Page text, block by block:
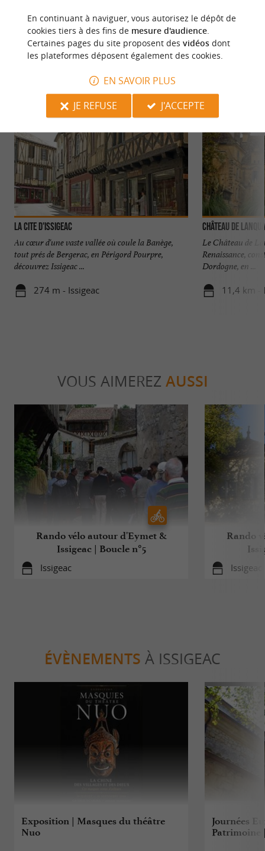
À DÉCOUVRIRAUX ALENTOURS
Découvrir S'informer Se loger
LA CITE D'ISSIGEAC
Au cœur d'une vaste vallée où coule la Banège,
tout prés de Bergerac, en Périgord Pourpre,
découvrez Issigeac ...
274 m - Issigeac
Château de
Le Château de
Renaissance,
Dordogne, en ...
11,4 km -
VOUS AIMEREZ AUSSI
Rando vélo autour d'Eymet &
Issigeac | Boucle n°5
Issigeac
Rando
Issigeac
ÉVÈNEMENTS À ISSIGEAC
Exposition | Masques du théâtre
Nuo
Journées
Patrimoine
En continuant à naviguer, vous autorisez le dépôt de
cookies tiers à des fins de mesure d'audience.
Certaines pages du site proposent des vidéosdont
les plateformes déposent également des cookies.
EN SAVOIR PLUS
JE REFUSE
J'ACCEPTE